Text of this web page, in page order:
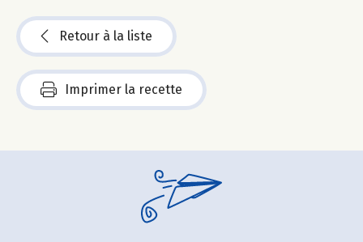
Retour à la liste
Imprimer la recette